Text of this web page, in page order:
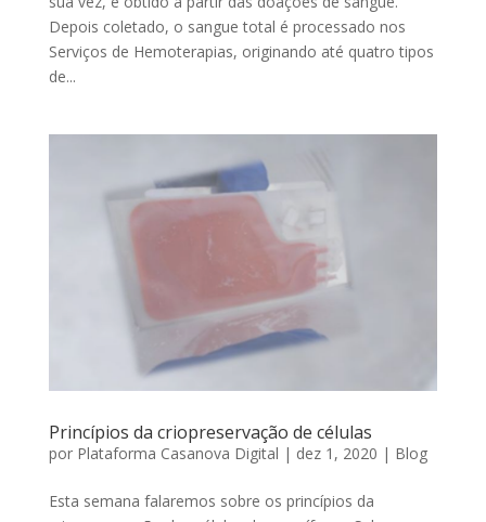
Depois coletado, o sangue total é processado nos
Serviços de Hemoterapias, originando até quatro tipos
de...
Princípios da criopreservação de células
por Plataforma Casanova Digital | dez 1, 2020 | Blog
Esta semana falaremos sobre os princípios da